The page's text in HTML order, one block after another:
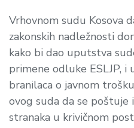
Vrhovnom sudu Kosova
zakonskih nadležnosti
kako bi dao uputstva
primene odluke ESLJP, i
branilaca o javnom
ovog suda da se poštuje
stranaka u krivičnom